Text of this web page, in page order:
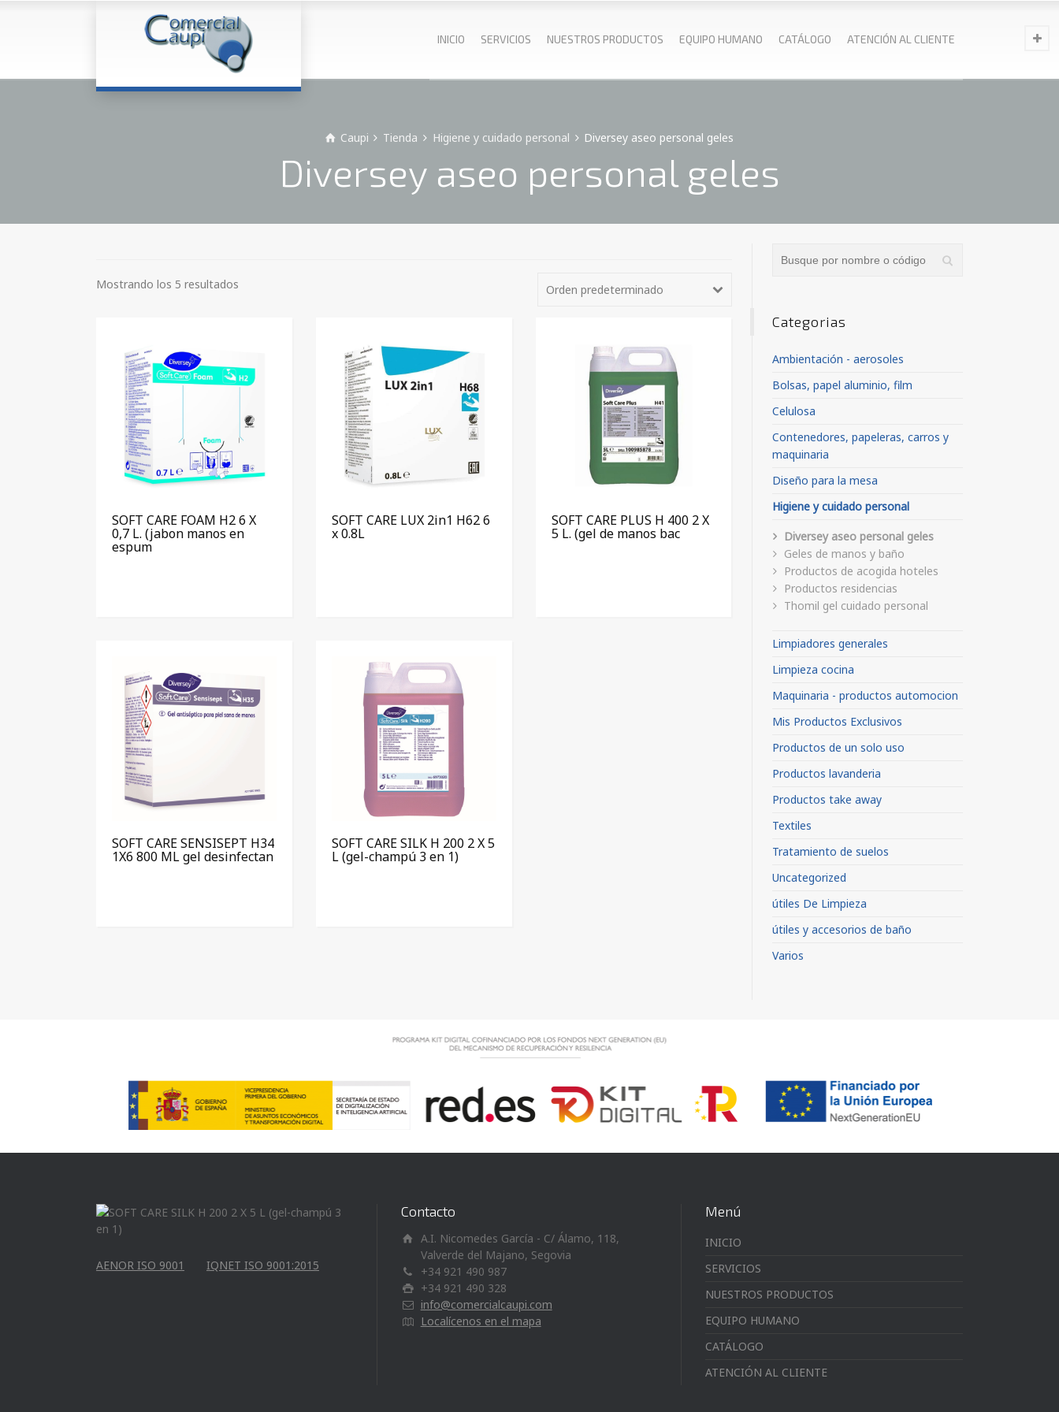
INICIO SERVICIOS NUESTROS PRODUCTOS EQUIPO HUMANO CATÁLOGO ATENCIÓN AL CLIENTE
Caupi Tienda Higiene y cuidado personal Diversey aseo personal geles
Diversey aseo personal geles
Mostrando los 5 resultados Orden predeterminado
SOFT CARE FOAM H2 6 X
0,7 L. (jabon manos en
espum
SOFT CARE LUX 2in1 H62 6
x 0.8L
SOFT CARE PLUS H 400 2 X
5 L. (gel de manos bac
SOFT CARE SENSISEPT H34
1X6 800 ML gel desinfectan
SOFT CARE SILK H 200 2 X 5
L (gel-champú 3 en 1)
Categorias
Ambientación - aerosoles
Bolsas, papel aluminio, film
Celulosa
Contenedores, papeleras, carros y
maquinaria
Diseño para la mesa
Higiene y cuidado personal
Diversey aseo personal geles
Geles de manos y baño
Productos de acogida hoteles
Productos residencias
Thomil gel cuidado personal
Limpiadores generales
Limpieza cocina
Maquinaria - productos automocion
Mis Productos Exclusivos
Productos de un solo uso
Productos lavanderia
Productos take away
Textiles
Tratamiento de suelos
Uncategorized
útiles De Limpieza
útiles y accesorios de baño
Varios
AENOR ISO 9001 IQNET ISO 9001:2015
Contacto
A.I. Nicomedes García - C/ Álamo, 118,
Valverde del Majano, Segovia
+34 921 490 987
+34 921 490 328
info@comercialcaupi.com
Localícenos en el mapa
Menú
INICIO
SERVICIOS
NUESTROS PRODUCTOS
EQUIPO HUMANO
CATÁLOGO
ATENCIÓN AL CLIENTE